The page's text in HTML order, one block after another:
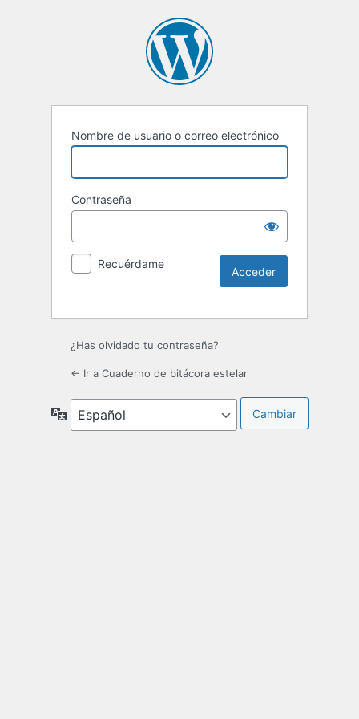
Nombre de usuario o correo electrónico
Contraseña
Recuérdame
¿Has olvidado tu contraseña?
← Ir a Cuaderno de bitácora estelar
Idioma